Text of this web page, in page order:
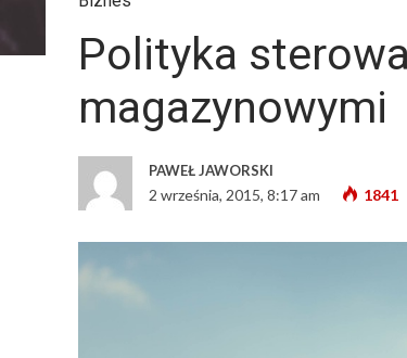
Polityka
magazynowymi
PAWEŁ JAWORSKI
2 września, 2015, 8:17 am 1841